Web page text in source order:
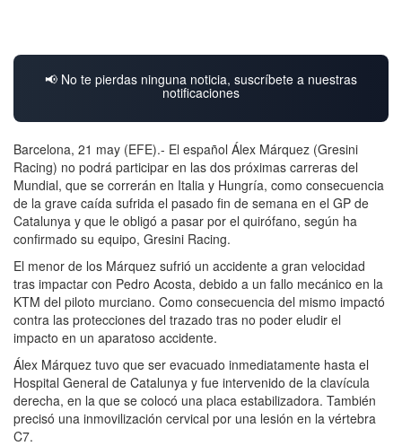
📢 No te pierdas ninguna noticia, suscríbete a nuestras
notificaciones
Barcelona, 21 may (EFE).- El español Álex Márquez (Gresini
Racing) no podrá participar en las dos próximas carreras del
Mundial, que se correrán en Italia y Hungría, como consecuencia
de la grave caída sufrida el pasado fin de semana en el GP de
Catalunya y que le obligó a pasar por el quirófano, según ha
confirmado su equipo, Gresini Racing.
El menor de los Márquez sufrió un accidente a gran velocidad
tras impactar con Pedro Acosta, debido a un fallo mecánico en la
KTM del piloto murciano. Como consecuencia del mismo impactó
contra las protecciones del trazado tras no poder eludir el
impacto en un aparatoso accidente.
Álex Márquez tuvo que ser evacuado inmediatamente hasta el
Hospital General de Catalunya y fue intervenido de la clavícula
derecha, en la que se colocó una placa estabilizadora. También
precisó una inmovilización cervical por una lesión en la vértebra
C7.